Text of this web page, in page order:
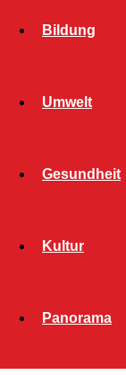
Bildung
Umwelt
Gesundheit
Kultur
Panorama